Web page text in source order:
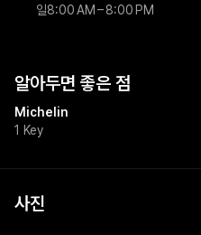
일8:00 AM – 8:00 PM
알아두면 좋은 점
Michelin
1 Key
사진